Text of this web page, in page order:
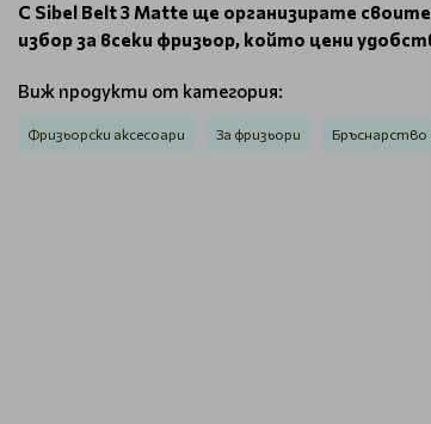
С Sibel Belt 3 Matte ще организирате
избор за всеки фризьор, който цени
Виж продукти от категория:
Фризьорски аксесоари За фризьори Бръснарство